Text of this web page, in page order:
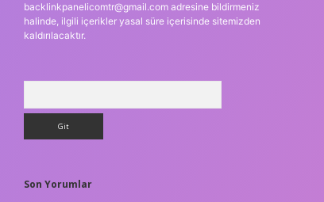
backlinkpanelicomtr@gmail.comadresine bildirmeniz
halinde, ilgili içerikler yasal süre içerisinde sitemizden
kaldırılacaktır.
Son Yorumlar